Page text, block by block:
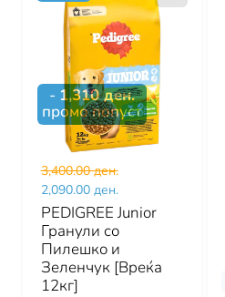
- 1,310ден.
промо попуст
3,400.00 ден.
2,090.00 ден.
PEDIGREE Junior
Гранули со
Пилешко и
Зеленчук [Вреќа
12кг]